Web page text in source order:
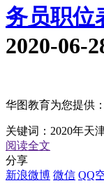
务员职位
2020-06-
华图教育为您提供
关键词： 2020年天
阅读全文
分享
新浪微博 微信 QQ